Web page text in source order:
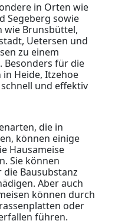
in Orten wie
Segeberg sowie
wie Brunsbüttel,
Uetersen und
zu einem
Besonders für die
Heide, Itzehoe
und effektiv
die in
können einige
Hausameise
Sie können
Bausubstanz
Aber auch
können durch
oder
führen.